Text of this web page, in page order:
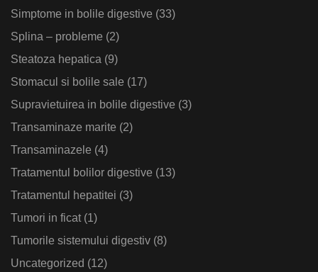
Simptome in bolile digestive (33)
Splina – probleme (2)
Steatoza hepatica (9)
Stomacul si bolile sale (17)
Supravietuirea in bolile digestive (3)
Transaminaze marite (2)
Transaminazele (4)
Tratamentul bolilor digestive (13)
Tratamentul hepatitei (3)
Tumori in ficat(1)
Tumorile sistemului digestiv (8)
Uncategorized (12)